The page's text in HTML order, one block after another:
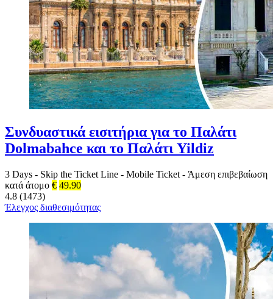
Συνδυαστικά εισιτήρια για το Παλάτι
Dolmabahce και το Παλάτι Yildiz
3 Days - Skip the Ticket Line - Mobile Ticket - Άμεση επιβεβαίωση
κατά άτομο € 49.90
4.8 (1473)
Έλεγχος διαθεσιμότητας